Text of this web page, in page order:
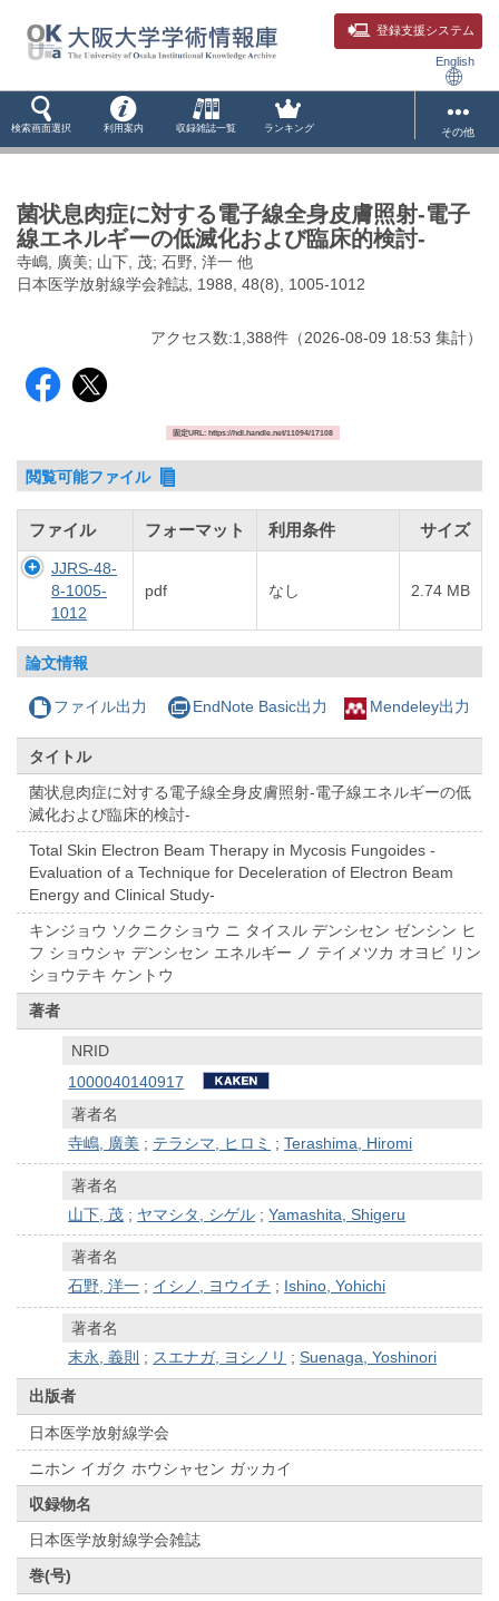
登録支援システム
English
検索画面選択 利用案内 収録雑誌一覧 ランキング その他
菌状息肉症に対する電子線全身皮膚照射-電子
線エネルギーの低滅化および臨床的検討-
寺嶋, 廣美; 山下, 茂; 石野, 洋一 他
日本医学放射線学会雑誌, 1988, 48(8), 1005-1012
アクセス数:1,388件 （2026-08-09 18:53 集計）
固定URL: https://hdl.handle.net/11094/17108
閲覧可能ファイル
ファイル フォーマット 利用条件 サイズ
JJRS-48-
8-1005-
1012
pdf なし 2.74 MB
論文情報
ファイル出力 EndNote Basic出力 Mendeley出力
タイトル
菌状息肉症に対する電子線全身皮膚照射-電子線エネルギーの低
滅化および臨床的検討-
Total Skin Electron Beam Therapy in Mycosis Fungoides -
Evaluation of a Technique for Deceleration of Electron Beam
Energy and Clinical Study-
キンジョウ ソクニクショウ ニ タイスル デンシセン ゼンシン ヒ
フ ショウシャ デンシセン エネルギー ノ テイメツカ オヨビ リン
ショウテキ ケントウ
著者
NRID
1000040140917
著者名
寺嶋, 廣美 ; テラシマ, ヒロミ ;Terashima, Hiromi
著者名
山下, 茂 ; ヤマシタ, シゲル ;Yamashita, Shigeru
著者名
石野, 洋一 ; イシノ, ヨウイチ ; Ishino, Yohichi
著者名
末永, 義則 ; スエナガ, ヨシノリ ;Suenaga, Yoshinori
出版者
日本医学放射線学会
ニホン イガク ホウシャセン ガッカイ
収録物名
日本医学放射線学会雑誌
巻(号)